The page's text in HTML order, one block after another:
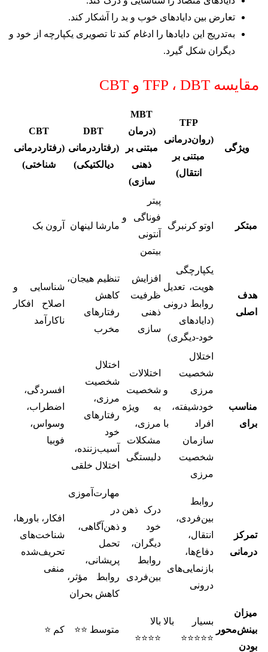
تعارض بین دایادهای خوب و بد را آشکار کند.
به‌تدریج این دایادها را ادغام کند تا تصویری یکپارچه از خود و
دیگران شکل گیرد.
مقایسه‌ TFP ، DBT و CBT
ویژگی
TFP
(روان‌درمانی
مبتنی بر
انتقال)
MBT
(درمان
مبتنی بر
ذهنی
سازی)
DBT
(رفتاردرمانی
دیالکتیکی)
CBT
(رفتاردرمانی
شناختی)
مبتکر اوتو کرنبرگ
پیتر
فوناگی و
آنتونی
بیتمن
مارشا لینهان آرون بک
هدف
اصلی
یکپارچگی
هویت، تعدیل
روابط درونی
(دایادهای
خود-دیگری)
افزایش
ظرفیت
ذهنی
سازی
تنظیم هیجان،
کاهش
رفتارهای
مخرب
شناسایی و
اصلاح افکار
ناکارآمد
مناسب
برای
اختلال
شخصیت
مرزی و
خودشیفته،
افراد با
سازمان
شخصیت
مرزی
اختلالات
شخصیت
به ویژه
مرزی،
مشکلات
دلبستگی
اختلال
شخصیت
مرزی،
رفتارهای
خود
آسیب‌زننده،
اختلال خلقی
افسردگی،
اضطراب،
وسواس،
فوبیا
تمرکز
درمانی
روابط
بین‌فردی،
انتقال،
دفاع‌ها،
بازنمایی‌های
درونی
درک ذهن
خود و
دیگران،
روابط
بین‌فردی
مهارت‌آموزی
در
ذهن‌آگاهی،
تحمل
پریشانی،
روابط مؤثر،
کاهش بحران
افکار، باورها،
شناخت‌های
تحریف‌شده
منفی
میزان
بینش‌محور
بودن
بسیار بالا
⭐⭐⭐⭐⭐
بالا
⭐⭐⭐⭐
متوسط ⭐⭐ کم ⭐